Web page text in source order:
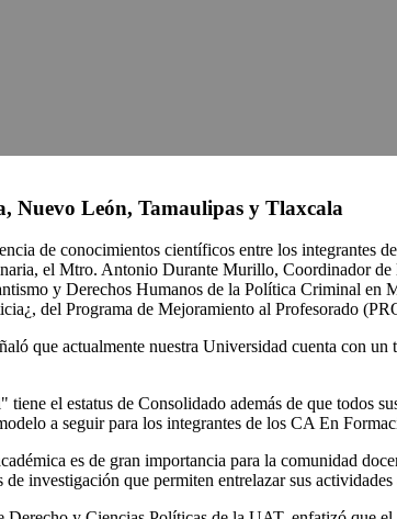
Nuevo León, Tamaulipas y Tlaxcala
de conocimientos científicos entre los integrantes
el Mtro. Antonio Durante Murillo, Coordinador
y Derechos Humanos de la Política Criminal en
del Programa de Mejoramiento al Profesorado
que actualmente nuestra Universidad cuenta con
el estatus de Consolidado además de que todos
a seguir para los integrantes de los CA En
es de gran importancia para la comunidad
investigación que permiten entrelazar sus